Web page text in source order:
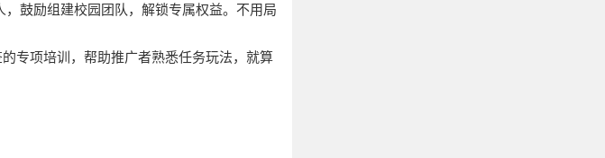
鼓励组建校园团队，解锁专属权益。不用局
专项培训，帮助推广者熟悉任务玩法，就算